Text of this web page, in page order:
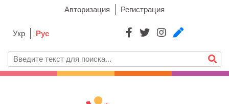
Авторизация Регистрация
Укр Рус